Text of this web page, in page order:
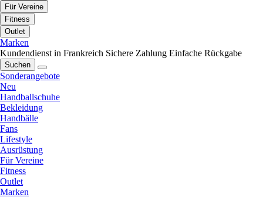
Für Vereine
Fitness
Outlet
Marken
Kundendienst in Frankreich Sichere Zahlung Einfache Rückgabe
Suchen
Sonderangebote
Neu
Handballschuhe
Bekleidung
Handbälle
Fans
Lifestyle
Ausrüstung
Für Vereine
Fitness
Outlet
Marken